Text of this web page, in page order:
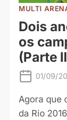
MULTI
Dois
os
(Parte
01/09/
Agora que
da Rio